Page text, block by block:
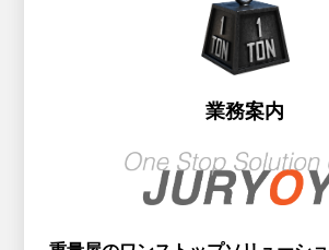
業務案内